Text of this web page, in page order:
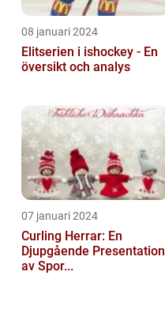
08 januari 2024
Elitserien i ishockey - En
översikt och analys
07 januari 2024
Curling Herrar: En
Djupgående Presentation
av Spor...